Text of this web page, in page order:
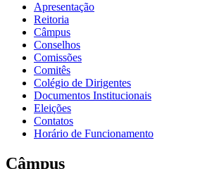
Apresentação
Reitoria
Câmpus
Conselhos
Comissões
Comitês
Colégio de Dirigentes
Documentos Institucionais
Eleições
Contatos
Horário de Funcionamento
Câmpus